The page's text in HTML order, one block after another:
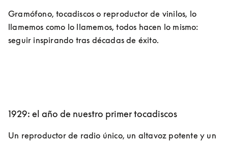
Gramófono, tocadiscos o reproductor de vinilos, lo
llamemos como lo llamemos, todos hacen lo mismo:
seguir inspirando tras décadas de éxito.
1929: el año de nuestro primer tocadiscos
Un reproductor de radio único, un altavoz potente y un